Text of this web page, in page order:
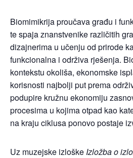
Biomimikrija proučava građu i
te spaja znanstvenike različitih
dizajnerima u učenju od prirode
funkcionalna i održiva rješenja.
kontekstu okoliša, ekonomske
korisnosti najbolji put prema
podupire kružnu ekonomiju
procesima u kojima otpad kao
na kraju ciklusa ponovo postaje
Uz muzejske izloške Izložba o